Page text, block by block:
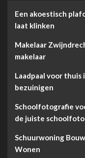
Een akoestisch
laat klinken
Makelaar
makelaar
Laadpaal voor thuis
bezuinigen
Schoolfotografie
de juiste schoolfoto
Schuurwoning
Wonen